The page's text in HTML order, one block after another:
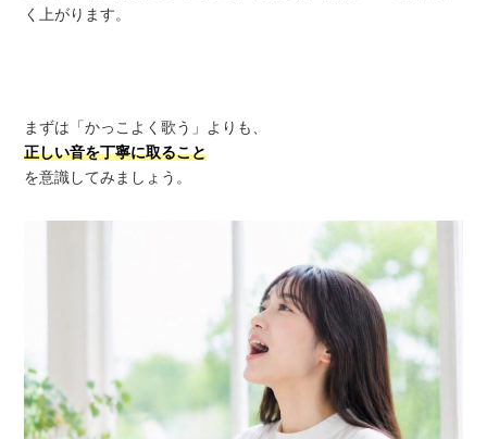
く上がります。
まずは「かっこよく歌う」よりも、
正しい音を丁寧に取ること
を意識してみましょう。